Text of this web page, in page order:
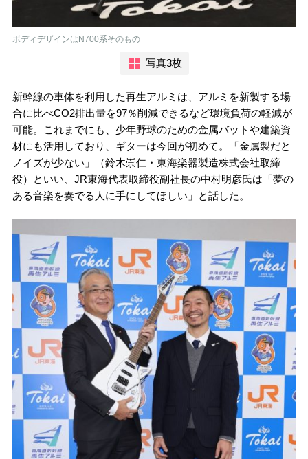
ボディデザインはN700系そのもの
写真3枚
新幹線の車体を利用した再生アルミは、アルミを新製する場
合に比べCO2排出量を97％削減できるなど環境負荷の軽減が
可能。これまでにも、少年野球のための金属バットや建築資
材にも活用しており、ギターは今回が初めて。「金属製だと
ノイズが少ない」（鈴木崇仁・東海楽器製造株式会社取締
役）といい、JR東海代表取締役副社長の中村明彦氏は「夢の
ある音楽を奏でる人に手にしてほしい」と話した。